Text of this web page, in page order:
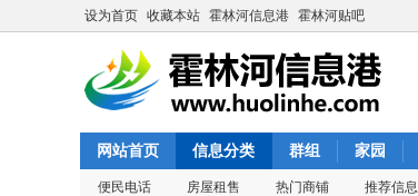
设为首页 收藏本站 霍林河信息港 霍林河贴吧
网站首页 信息分类 群组 家园
便民电话 房屋租售 热门商铺 推荐信息